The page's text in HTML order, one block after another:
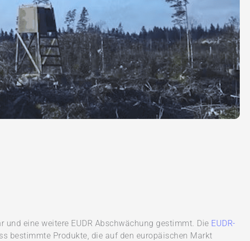
eine weitere EUDR Abschwächung gestimmt. Die EUDR-
bestimmte Produkte, die auf den europäischen Markt